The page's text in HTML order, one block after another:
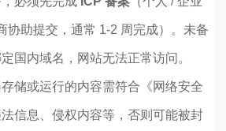
协助提交，通常 1-2 周完成）。未备
国内域名，网站无法正常访问。
储或运行的内容需符合《网络安全
信息、侵权内容等，否则可能被封